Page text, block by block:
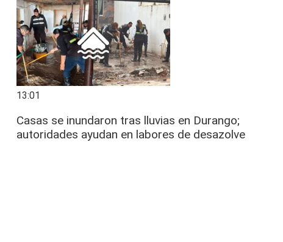
13:01
Casas se inundaron tras lluvias en Durango;
autoridades ayudan en labores de desazolve